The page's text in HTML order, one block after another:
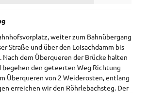
weiter zum Bahnübergang
Straße und über den Loisachdamm bis
Nach dem Überqueren der Brücke halten
begehen den geteerten Weg Richtung
Überqueren von 2 Weiderosten, entlang
erreichen wir den Röhrlebachsteg. Der